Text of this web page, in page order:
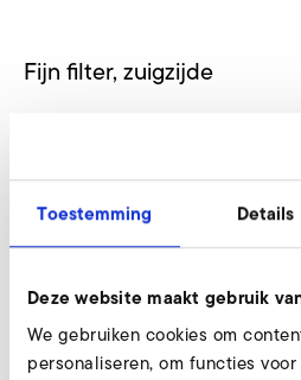
Toestemming Details
Deze website maakt gebruik
We gebruiken cookies om
personaliseren, om functies
Fijn filter, zuigzijde